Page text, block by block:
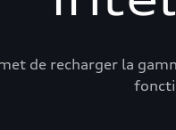
de recharger la